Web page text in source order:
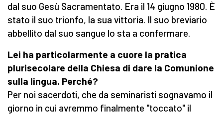
dal suo Gesù Sacramentato. Era il 14 giugno 1980. È
stato il suo trionfo, la sua vittoria. Il suo breviario
abbellito dal suo sangue lo sta a confermare.
Lei ha particolarmente a cuore la pratica
plurisecolare della Chiesa di dare la Comunione
sulla lingua. Perché?
Per noi sacerdoti, che da seminaristi sognavamo il
giorno in cui avremmo finalmente "toccato" il